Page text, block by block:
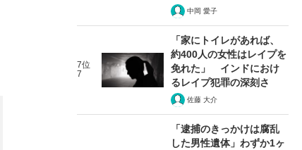
中岡 愛子
7位
7
「家にトイレがあれば、
約400人の女性はレイプを
免れた」 インドにおけ
るレイプ犯罪の深刻さ
佐藤 大介
「逮捕のきっかけは腐乱
した男性遺体」わずか1ヶ